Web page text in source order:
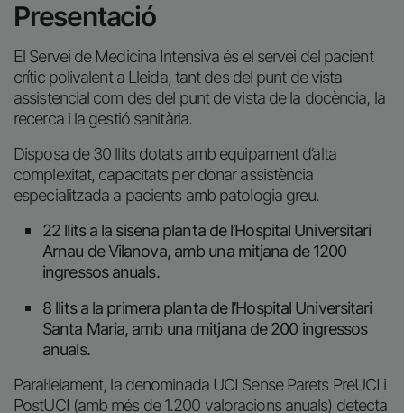
Presentació
El Servei de Medicina Intensiva és el servei del pacient
crític polivalent a Lleida, tant des del punt de vista
assistencial com des del punt de vista de la docència, la
recerca i la gestió sanitària.
Disposa de 30 llits dotats amb equipament d’alta
complexitat, capacitats per donar assistència
especialitzada a pacients amb patologia greu.
22 llits a la sisena planta de l’Hospital Universitari
Arnau de Vilanova, amb una mitjana de 1200
ingressos anuals.
8 llits a la primera planta de l’Hospital Universitari
Santa Maria, amb una mitjana de 200 ingressos
anuals.
Paral·lelament, la denominada UCI Sense Parets PreUCI i
PostUCI (amb més de 1.200 valoracions anuals) detecta